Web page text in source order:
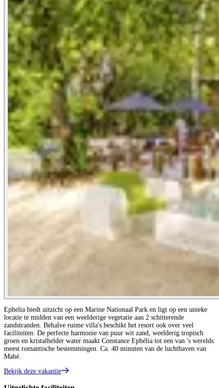
Ephelia biedt uitzicht op een Marine Nationaal Park en ligt op een unieke
locatie te midden van een weelderige vegetatie aan 2 schitterende
zandstranden. Behalve ruime villa's beschikt het resort ook over veel
faciliteiten. De perfecte harmonie van puur wit zand, weelderig tropisch
groen en kristalhelder water maakt Constance Ephélia tot een van 's werelds
meest romantische bestemmingen. Ca. 40 minuten van de luchthaven van
Mahé.
Bekijk deze vakantie